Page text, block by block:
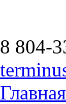
8 804-
Главная